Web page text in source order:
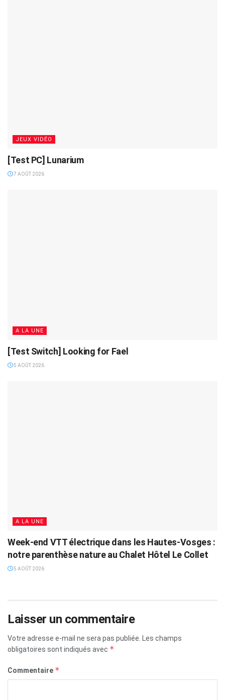
JEUX VIDÉO
[Test PC] Lunarium
7 AOÛT 2026
A LA UNE
[Test Switch] Looking for Fael
5 AOÛT 2026
A LA UNE
Week-end VTT électrique dans les Hautes-Vosges :
notre parenthèse nature au Chalet Hôtel Le Collet
5 AOÛT 2026
Laisser un commentaire
Votre adresse e-mail ne sera pas publiée. Les champs
obligatoires sont indiqués avec *
Commentaire *